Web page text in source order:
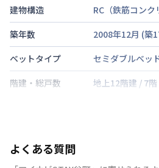
建物構造
RC（鉄筋コンク
築年数
2008年12月 (築
ベットタイプ
セミダブルベッ
階建・総戸数
地上12階建 / 7階
禁煙・喫煙
よくある質問